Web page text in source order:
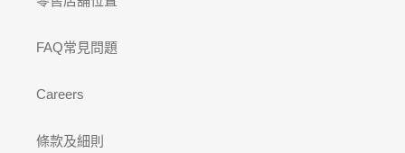
FAQ常見問題
Careers
條款及細則